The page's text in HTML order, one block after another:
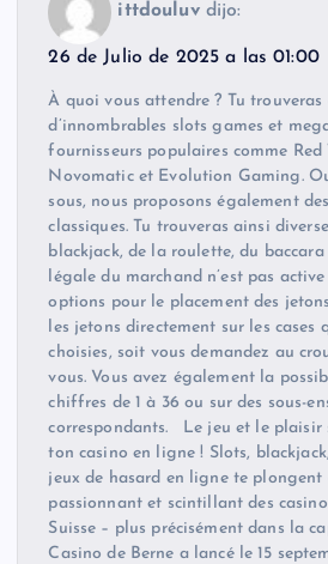
ittdouluv dijo:
26 de Julio de 2025 a las 01:00
À quoi vous attendre ? Tu trouveras
d’innombrables slots games et
fournisseurs populaires comme
Novomatic et Evolution Gaming.
sous, nous proposons également
classiques. Tu trouveras ainsi
blackjack, de la roulette, du baccara
légale du marchand n’est pas
options pour le placement des
les jetons directement sur les cases
choisies, soit vous demandez au
vous. Vous avez également la
chiffres de 1 à 36 ou sur des sous-
correspondants. Le jeu et le plaisir
ton casino en ligne ! Slots,
jeux de hasard en ligne te plongent
passionnant et scintillant des
Suisse – plus précisément dans la
Casino de Berne a lancé le 15